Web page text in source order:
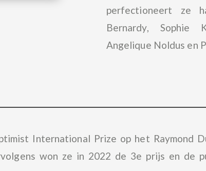
perfectioneert ze
Bernardy, Sophie
Angelique Noldus en
International Prize op het Raymond
won ze in 2022 de 3e prijs en de